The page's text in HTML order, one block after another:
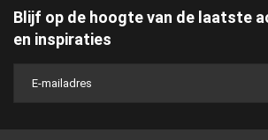
Blijf op de hoogte van de laatste
en inspiraties